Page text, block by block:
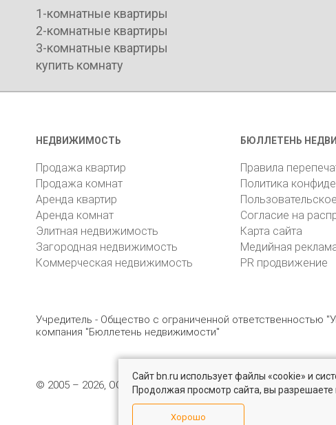
1-комнатные квартиры
2-комнатные квартиры
3-комнатные квартиры
купить комнату
НЕДВИЖИМОСТЬ
Продажа квартир
Продажа комнат
Аренда квартир
Аренда комнат
Элитная недвижимость
Загородная недвижимость
Коммерческая недвижимость
БЮЛЛЕТЕНЬ
Правила
Политика
Согласие на
Карта сайта
Медийная
PR продвижение
Учредитель - Общество с ограниченной ответственностью
компания "Бюллетень недвижимости"
© 2005 – 2026, ООО «УК «БН» 8 (812) 331-93-56
Сайт bn.ru использует файлы «cookie» и
Продолжая просмотр сайта, вы
Хорошо